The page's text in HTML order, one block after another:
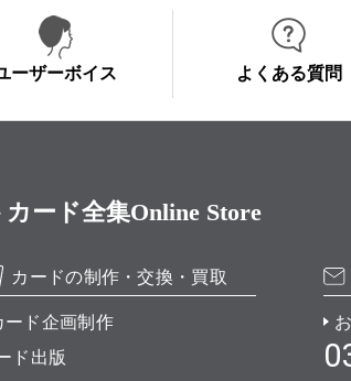
ーザーボイス よくある質問
ード全集Online Store
カードの制作・交換・買取
ード企画制作
ド出版